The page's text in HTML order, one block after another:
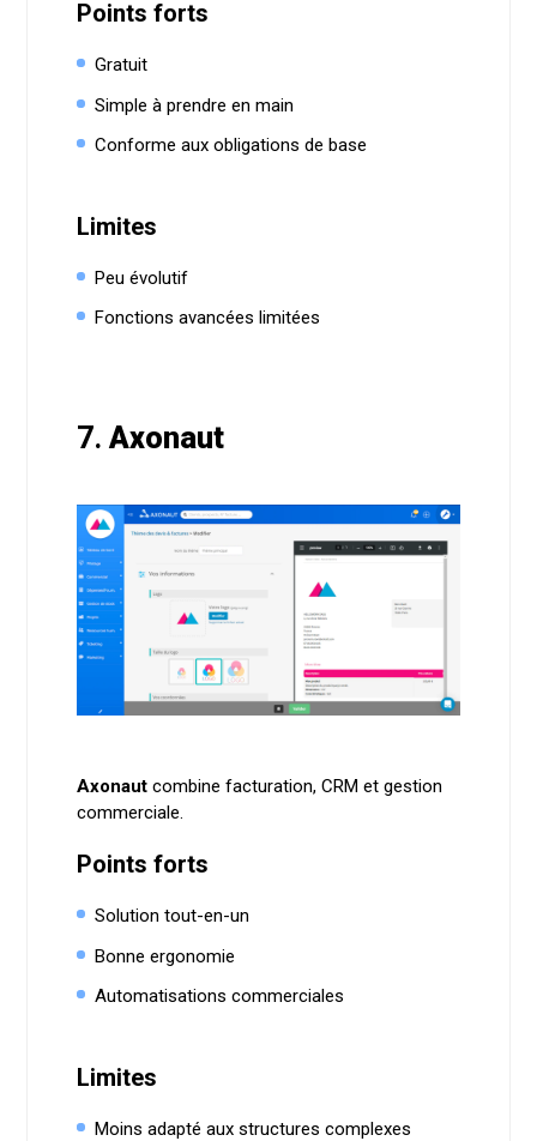
Points forts
Gratuit
Simple à prendre en main
Conforme aux obligations de base
Limites
Peu évolutif
Fonctions avancées limitées
7. Axonaut
Axonautcombine facturation, CRM et gestion
commerciale.
Points forts
Solution tout-en-un
Bonne ergonomie
Automatisations commerciales
Limites
Moins adapté aux structures complexes